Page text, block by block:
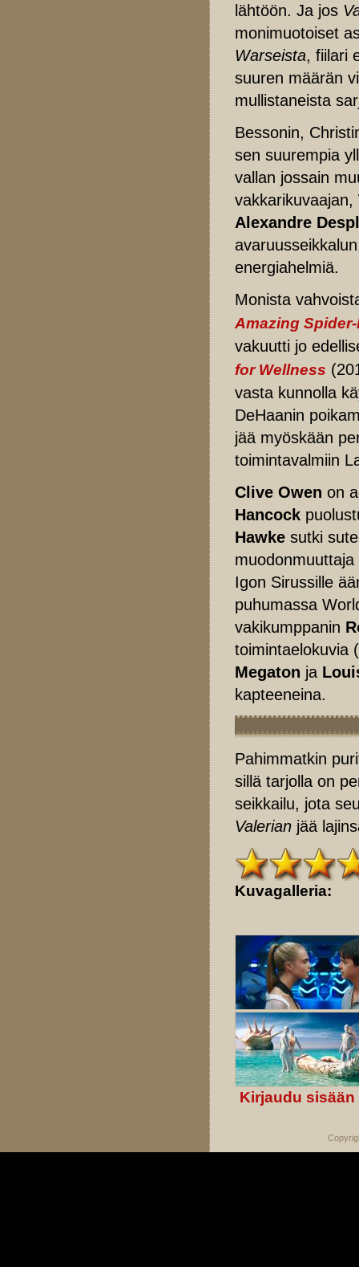
lähtöön. Ja jos
monimuotoiset
Warseista, fiilari
suuren määrän
mullistaneista
Bessonin,
sen suurempia
vallan jossain
vakkarikuvaajan,
Alexandre
energiahelmiä.
Monista
Amazing
vakuutti jo
for Wellness
vasta kunnolla
DeHaanin
jää myöskään
toimintavalmiin
Clive Owen on
Hancock
Hawke sutki
Igon Sirussille
puhumassa
vakikumppanin
toimintaelokuvia
Megaton ja
kapteeneina.
Pahimmatkin
sillä tarjolla on
seikkailu, jota
Valerian jää
Kuvagalleria:
Kirjaudu sisään